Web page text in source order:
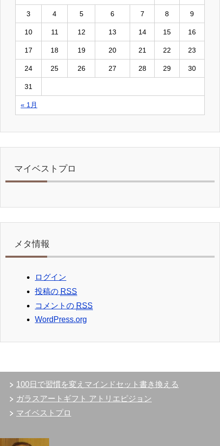
« 1月
3 4 5 6 7 8 9
10 11 12 13 14 15 16
17 18 19 20 21 22 23
24 25 26 27 28 29 30
31
マイベストプロ
メタ情報
ログイン
投稿の RSS
コメントの RSS
WordPress.org
100日で習慣を変えマインドセット書き換える
ガラスアートギフト アトリエピジョン
マイベストプロ